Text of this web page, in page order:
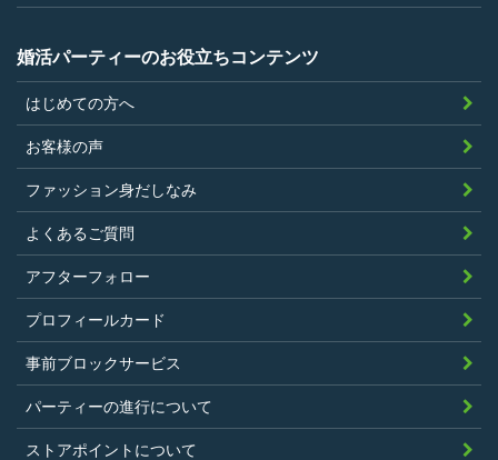
ーは、その条件にあてはまっており且つ
弊社が希望する証明書を持参できるこ
過去に、当社運営サービスにおいて、不
正行為、ストーカー行為、クレジットカ
ードの不正利用その他問題のある行為を
したことがないこと
暴力団等の反社会的勢力の関係者でな
く、また、法令違反あるいは公序良俗違
反行為等反社会的活動を行ったことがな
いこと
当社の独自の裁量によりLinkStoreの運営
上問題があると判断されたことがないこ
と
過去に会員登録を抹消されたり、利用停
婚活パーティーのお役立ちコンテンツ
はじめての方へ
お客様の声
ファッション身だしなみ
よくあるご質問
アフターフォロー
プロフィールカード
事前ブロックサービス
パーティーの進行について
ストアポイントについて